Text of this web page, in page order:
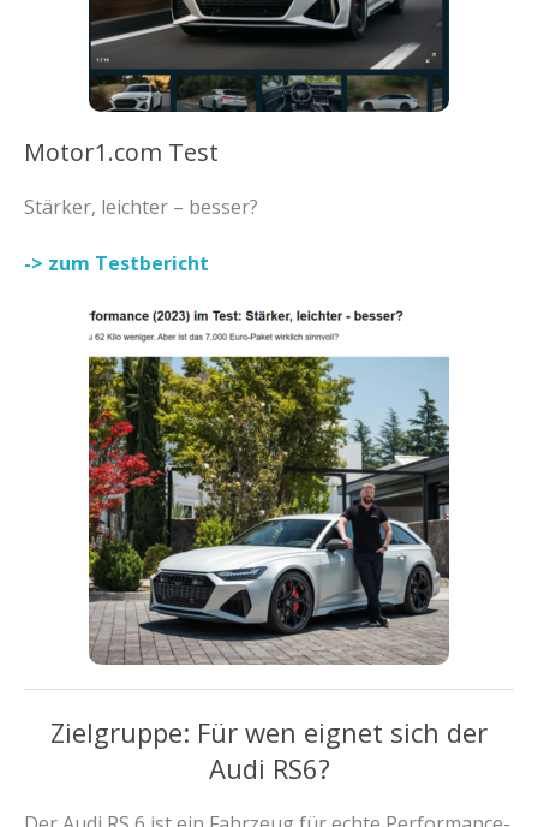
Motor1.com Test
Stärker, leichter – besser?
-> zum Testbericht
Zielgruppe: Für wen eignet sich der
Audi RS6?